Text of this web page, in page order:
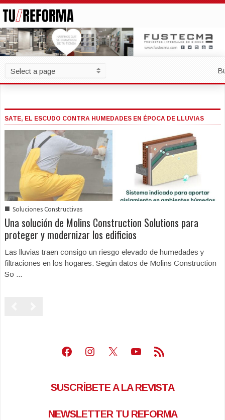
SATE, EL ESCUDO CONTRA HUMEDADES EN ÉPOCA DE LLUVIAS
■ Soluciones Constructivas
Una solución de Molins Construction Solutions para
proteger y modernizar los edificios
Las lluvias traen consigo un riesgo elevado de humedades y
filtraciones en los hogares. Según datos de Molins Construction
So ...
Facebook
Instagram
X Youtube
Feed RSS
SUSCRÍBETE A LA REVISTA
NEWSLETTER TU REFORMA